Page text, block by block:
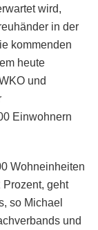
wird,
in der
kommenden
heute
und
Einwohnern
Wohneinheiten
geht
so Michael
und